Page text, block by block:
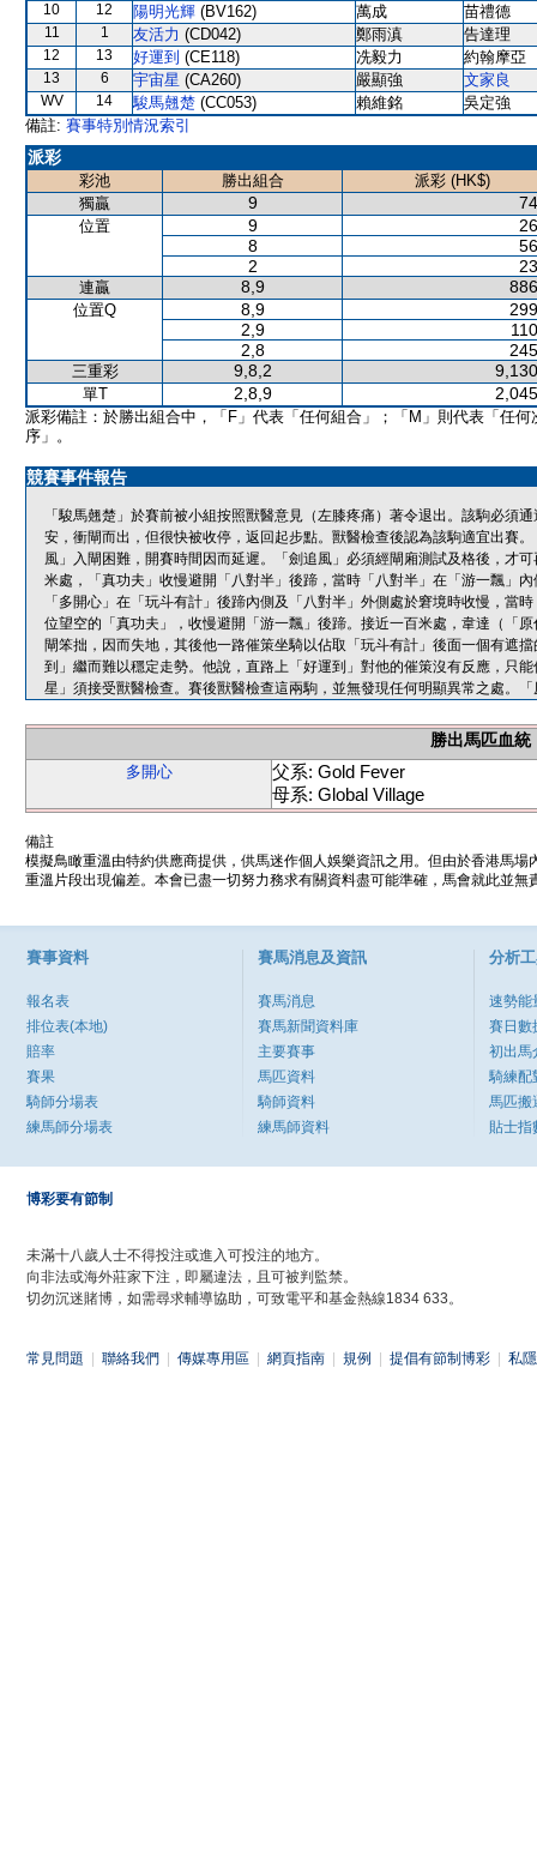
10 12 陽明光輝 (BV162) 萬成 苗禮德
11 1 友活力 (CD042) 鄭雨滇 告達理
12 13 好運到 (CE118) 冼毅力 約翰摩亞
13 6 宇宙星 (CA260) 嚴顯強 文家良
WV 14 駿馬翹楚 (CC053) 賴維銘
吳定強
備註: 賽事特別情況索引
派彩
彩池 勝出組合
派彩 (HK$)
獨贏
9
位置 9
8
2
連贏 8,9
位置Q 8,9
2,9
2,8
三重彩 9,8,2
單T 2,8,9
派彩備註：於勝出組合中，「F」代表「任何組合」；「M」則代表「任何
序」。
競賽事件報告
「駿馬翹楚」於賽前被小組按照獸醫意見（左膝疼痛）著令退出。該駒必須
安，衝閘而出，但很快被收停，返回起步點。獸醫檢查後認為該駒適宜出賽
風」入閘困難，開賽時間因而延遲。「劍追風」必須經閘廂測試及格後，才
米處，「真功夫」收慢避開「八對半」後蹄，當時「八對半」在「游一飄」
「多開心」在「玩斗有計」後蹄內側及「八對半」外側處於窘境時收慢，當
位望空的「真功夫」，收慢避開「游一飄」後蹄。接近一百米處，韋達（「
閘笨拙，因而失地，其後他一路催策坐騎以佔取「玩斗有計」後面一個有遮
到」繼而難以穩定走勢。他說，直路上「好運到」對他的催策沒有反應，只
星」須接受獸醫檢查。賽後獸醫檢查這兩駒，並無發現任何明顯異常之處。
勝出馬匹血統
多開心
父系: Gold Fever
母系: Global Village
備註
模擬鳥瞰重溫由特約供應商提供，供馬迷作個人娛樂資訊之用。但由於香港馬
重溫片段出現偏差。本會已盡一切努力務求有關資料盡可能準確，馬會就此並
賽事資料
報名表
排位表(本地)
賠率
賽果
騎師分場表
練馬師分場表
賽馬消息及資訊
賽馬消息
賽馬新聞資料庫
主要賽事
馬匹資料
騎師資料
練馬師資料
分析
速勢能
賽日數
初出馬
騎練配
馬匹搬
貼士指
博彩要有節制
未滿十八歲人士不得投注或進入可投注的地方。
向非法或海外莊家下注，即屬違法，且可被判監禁。
切勿沉迷賭博，如需尋求輔導協助，可致電平和基金熱線1834 633。
常見問題 聯絡我們 傳媒專用區 網頁指南 規例 提倡有節制博彩 私